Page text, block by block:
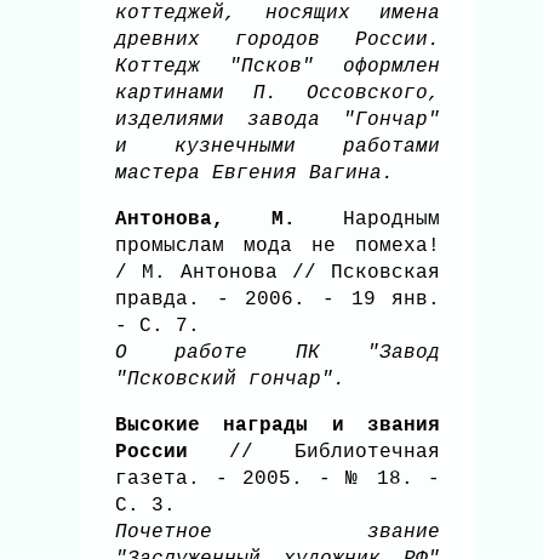
коттеджей, носящих имена
древних городов России.
Коттедж "Псков" оформлен
картинами П. Оссовского,
изделиями завода "Гончар"
и кузнечными работами
мастера Евгения Вагина.
Антонова, М.
Народным
промыслам мода не помеха!
/ М. Антонова // Псковская
правда. - 2006. - 19 янв.
- С. 7.
О работе ПК "Завод
"Псковский гончар".
Высокие награды и звания
России // Библиотечная
газета. - 2005. - № 18. -
С. 3.
Почетное звание